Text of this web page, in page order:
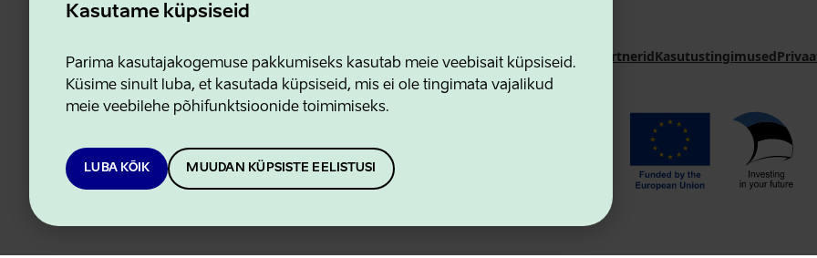
Kasutame küpsiseid
Parima kasutajakogemuse pakkumiseks kasutab meie veebisait küpsiseid.
Küsime sinult luba, et kasutada küpsiseid, mis ei ole tingimata vajalikud
meie veebilehe põhifunktsioonide toimimiseks.
LUBA KÕIK MUUDAN KÜPSISTE EELISTUSI
Ettevõtluse ja Innovatsiooni SihtasutusKontaktidKoostööpartneridKasutustingimused